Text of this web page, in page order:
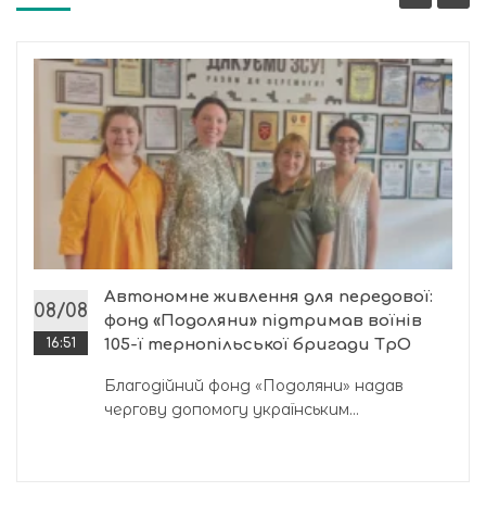
08/08
16:51
Автономне живлення для передової:
фонд «Подоляни» підтримав воїнів
105-ї тернопільської бригади ТрО
Благодійний фонд «Подоляни» надав
чергову допомогу українським...